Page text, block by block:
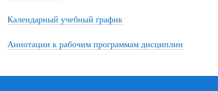
Календарный учебный график
Аннотации к рабочим программам дисциплин